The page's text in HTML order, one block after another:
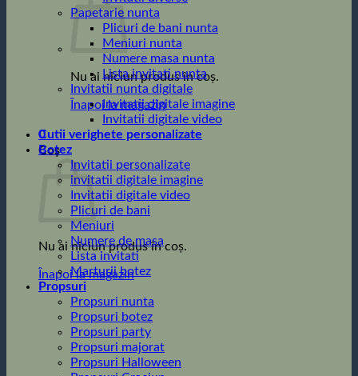
Nu ai niciun produs în coș.
Înapoi la magazin
0
Coș
Nu ai niciun produs în coș.
Înapoi la magazin
Papetarie nunta
Plicuri de bani nunta
Meniuri nunta
Numere masa nunta
Lista invitati nunta
Invitatii nunta digitale
Invitatii digitale imagine
Invitatii digitale video
Cutii verighete personalizate
Botez
Invitatii personalizate
invitatii digitale imagine
Invitatii digitale video
Plicuri de bani
Meniuri
Numere de masa
Lista invitati
Marturii botez
Propsuri
Propsuri nunta
Propsuri botez
Propsuri party
Propsuri majorat
Propsuri Halloween